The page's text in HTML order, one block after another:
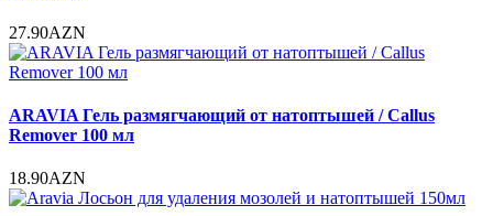
27.90AZN
ARAVIA Гель размягчающий от натоптышей / Callus
Remover 100 мл
18.90AZN